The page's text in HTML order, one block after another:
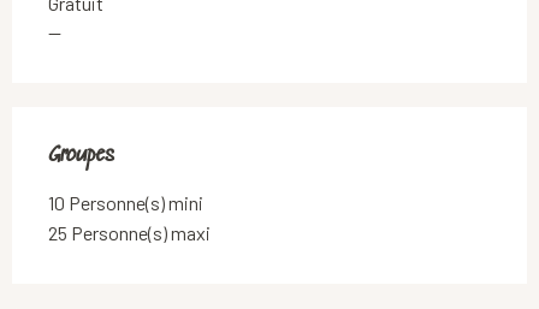
—
Groupes
Groupes
10 Personne(s) mini
25 Personne(s) maxi